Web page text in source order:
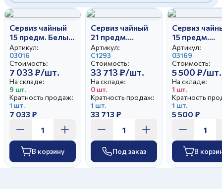
Сервиз чайный
15 предм. Белый
лебедь
Прогулка в
усадьбе
Артикул:
03016
Стоимость:
7 033 ₽/шт.
На складе:
9 шт.
Кратность продаж:
1 шт.
7 033 ₽
В корзину
Сервиз чайный
21 предм.
Тюльпан
Тюльпан
Артикул:
С1293
Стоимость:
33 713 ₽/шт.
На складе:
0 шт.
Кратность продаж:
1 шт.
33 713 ₽
Под заказ
Сервиз
15 предм.
Тюльпан
Артикул:
03169
Стоимость:
5 500 ₽/шт.
На складе:
1 шт.
Кратность
1 шт.
5 500 ₽
В